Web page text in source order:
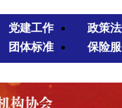
党建工作
政策
团体标准
保险